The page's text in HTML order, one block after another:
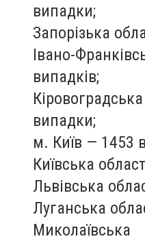
випадки;
Запорізька
Івано-
випадків;
випадки;
м. Київ — 1453
Київська
Львівська
Луганська